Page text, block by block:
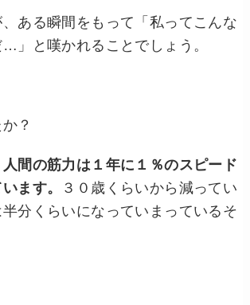
ある瞬間をもって「私ってこんな
」と嘆かれることでしょう。
？
人間の筋力は１年に１％のスピード
ます。
３０歳くらいから減ってい
分くらいになっていまっているそ